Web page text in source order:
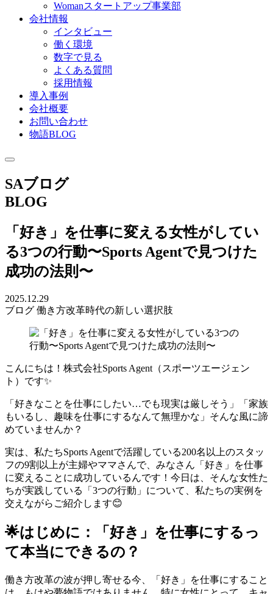
Womanスタートアップ事業部
会社情報
インタビュー
働く環境
数字で見る
よくある質問
採用情報
導入事例
会社概要
お問い合わせ
物語BLOG
SAブログ
BLOG
「好き」を仕事に変える女性がしてい
る3つの行動〜Sports Agentで見つけた
成功の法則〜
2025.12.29
ブログ 働き方改革時代の新しい選択肢
こんにちは！株式会社Sports Agent（スポーツエージェン
ト）です✨
「好きなことを仕事にしたい…でも現実は厳しそう」「家族
もいるし、趣味を仕事にするなんて無理かな」そんな風に諦
めていませんか？
実は、私たちSports Agentで活躍している200名以上のスタッ
フの9割以上が主婦やママさんで、みなさん「好き」を仕事
に変えることに成功しているんです！今日は、そんな女性た
ちが実践している「3つの行動」について、私たちの実例を
交えながらご紹介します😊
🌟はじめに：「好き」を仕事にするっ
て本当にできるの？
働き方改革の波が押し寄せる今、「好き」を仕事にすること